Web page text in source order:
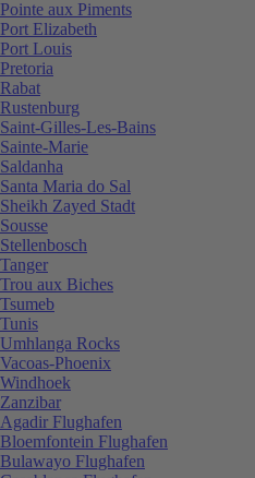
Pointe aux Piments
Port Elizabeth
Port Louis
Pretoria
Rabat
Rustenburg
Saint-Gilles-Les-Bains
Sainte-Marie
Saldanha
Santa Maria do Sal
Sheikh Zayed Stadt
Sousse
Stellenbosch
Tanger
Trou aux Biches
Tsumeb
Tunis
Umhlanga Rocks
Vacoas-Phoenix
Windhoek
Zanzibar
Agadir Flughafen
Bloemfontein Flughafen
Bulawayo Flughafen